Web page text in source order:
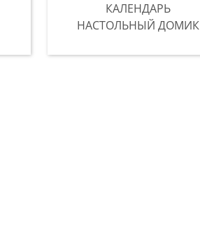
КАЛЕНДАРЬ
НАСТОЛЬНЫЙ ДОМИК